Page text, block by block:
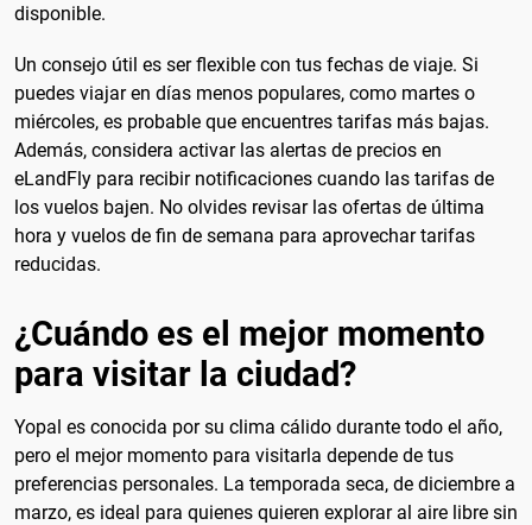
disponible.
Un consejo útil es ser flexible con tus fechas de viaje. Si
puedes viajar en días menos populares, como martes o
miércoles, es probable que encuentres tarifas más bajas.
Además, considera activar las alertas de precios en
eLandFly para recibir notificaciones cuando las tarifas de
los vuelos bajen. No olvides revisar las ofertas de última
hora y vuelos de fin de semana para aprovechar tarifas
reducidas.
¿Cuándo es el mejor momento
para visitar la ciudad?
Yopal es conocida por su clima cálido durante todo el año,
pero el mejor momento para visitarla depende de tus
preferencias personales. La temporada seca, de diciembre a
marzo, es ideal para quienes quieren explorar al aire libre sin